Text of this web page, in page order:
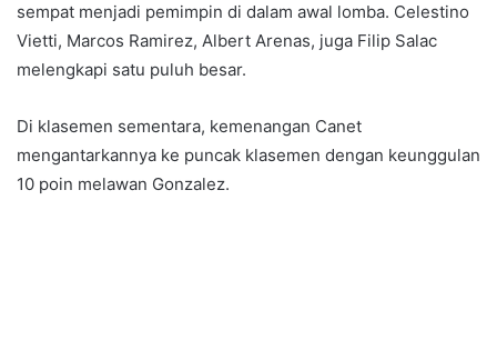
sempat menjadi pemimpin di dalam awal lomba. Celestino
Vietti, Marcos Ramirez, Albert Arenas, juga Filip Salac
melengkapi satu puluh besar.
Di klasemen sementara, kemenangan Canet
mengantarkannya ke puncak klasemen dengan keunggulan
10 poin melawan Gonzalez.